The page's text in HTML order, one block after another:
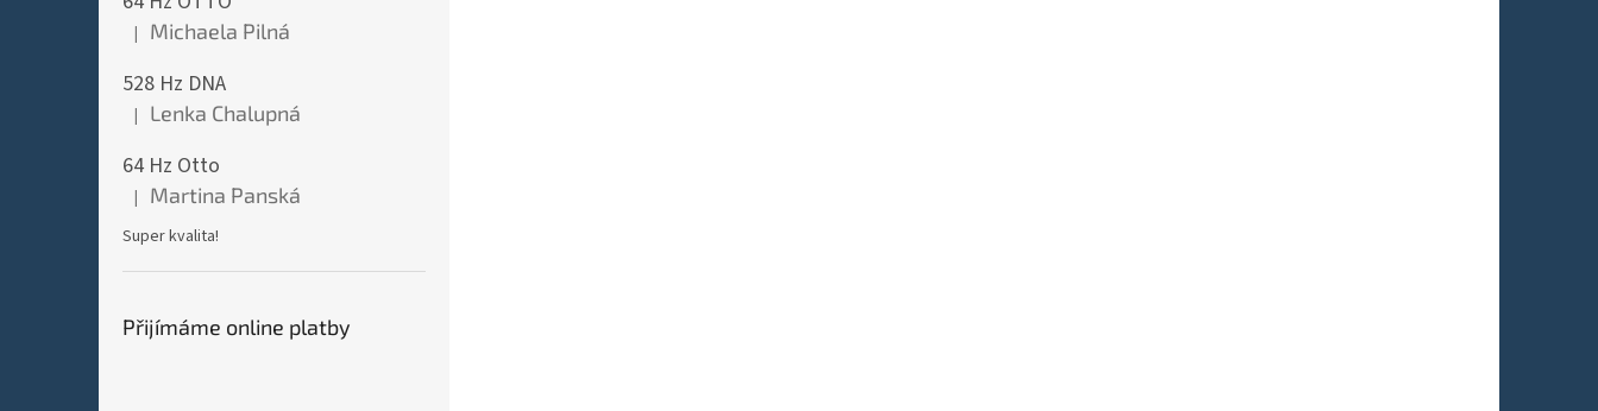
Hodnocení produktu je 5 z 5 hvězdiček.
| Michaela Pilná
528 Hz DNA
Hodnocení produktu je 5 z 5 hvězdiček.
| Lenka Chalupná
64 Hz Otto
Hodnocení produktu je 5 z 5 hvězdiček.
| Martina Panská
Super kvalita!
Přijímáme online platby